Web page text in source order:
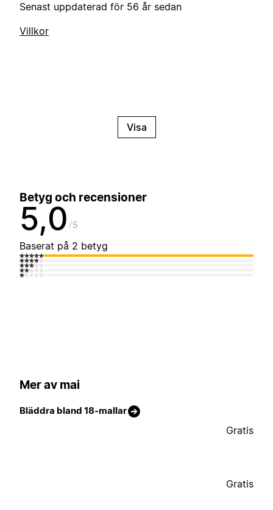
Senast uppdaterad för 56 år sedan
Villkor
Visa
Betyg och recensioner
5,0 5
Baserat på 2 betyg
Mer av mai
Bläddra bland 18-mallar
Gratis
Gratis